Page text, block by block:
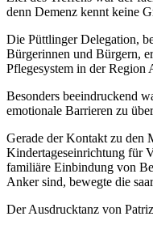
denn Demenz kennt keine
Die Püttlinger Delegation,
Bürgerinnen und Bürgern,
Pflegesystem in der Region
Besonders beeindruckend
emotionale Barrieren zu
Gerade der Kontakt zu den
Kindertageseinrichtung für
familiäre Einbindung von
Anker sind, bewegte die
Der Ausdrucktanz von